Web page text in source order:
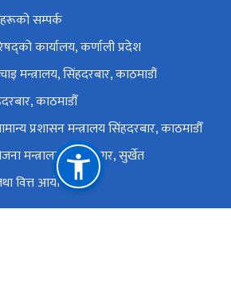
सम्पर्क
कार्यालय, कर्णाली प्रदेश
मन्त्रालय, सिंहदरबार, काठमाडौं
काठमाडौँ
प्रशासन मन्त्रालय सिंहदरबार, काठमाडौँ
मन्त्रालय, वीरेन्द्रनगर, सुर्खेत
वित्त आयोग